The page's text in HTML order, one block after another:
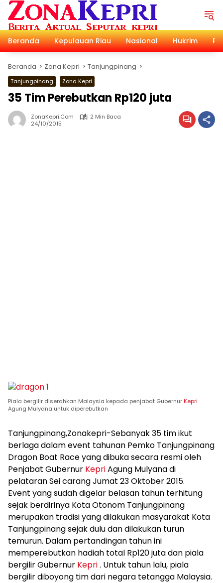
Langsung
konten
Beranda
Kepulauan Riau Nasional Hukrim
Beranda Zona Kepri Tanjungpinang
Tanjungpinang Zona Kepri
35 Tim Perebutkan Rp120 juta
ZonaKepri.com
2 Min Baca
24/10/2015
Piala bergilir diserahkan Malaysia kepada penjabat GubernurKepri
Agung Mulyana untuk diperebutkan
Tanjungpinang,Zonakepri-Sebanyak 35 tim ikut
berlaga dalam event tahunan Pemko Tanjungpinang
Dragon Boat Race yang dibuka secara resmi oleh
Penjabat Gubernur KepriAgung Mulyana di
pelataran Sei carang Jumat 23 Oktober 2015.
Event yang sudah digelar belasan tahun terhitung
sejak berdirinya Kota Otonom Tanjungpinang
merupakan tradisi yang dilakukan masyarakat Kota
Tanjungpinang sejak dulu dan dilakukan turun
temurun. Dalam pertandingan tahun ini
memperebutkan hadiah total Rp120 juta dan piala
bergilir Gubernur Kepri. Untuk tahun lalu, piala
bergilir diboyong tim dari negara tetangga Malaysia.